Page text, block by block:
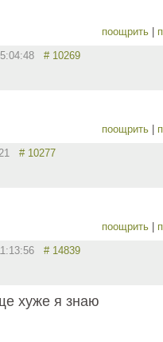
поощрить
# 10269
поощрить
# 10277
поощрить
# 14839
хуже я знаю